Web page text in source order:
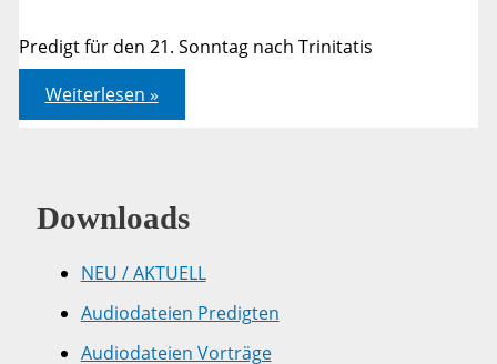
Predigt für den 21. Sonntag nach Trinitatis
1.
Mose
13
Weiterlesen »
Downloads
NEU / AKTUELL
Audiodateien Predigten
Audiodateien Vorträge